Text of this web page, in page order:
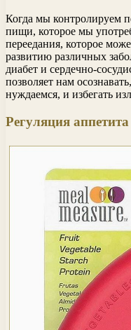
Когда мы контролируем
пищи, которое мы
переедания, которое
развитию различных
диабет и сердечно-
позволяет нам
нуждаемся, и избегать
Регуляция аппетита